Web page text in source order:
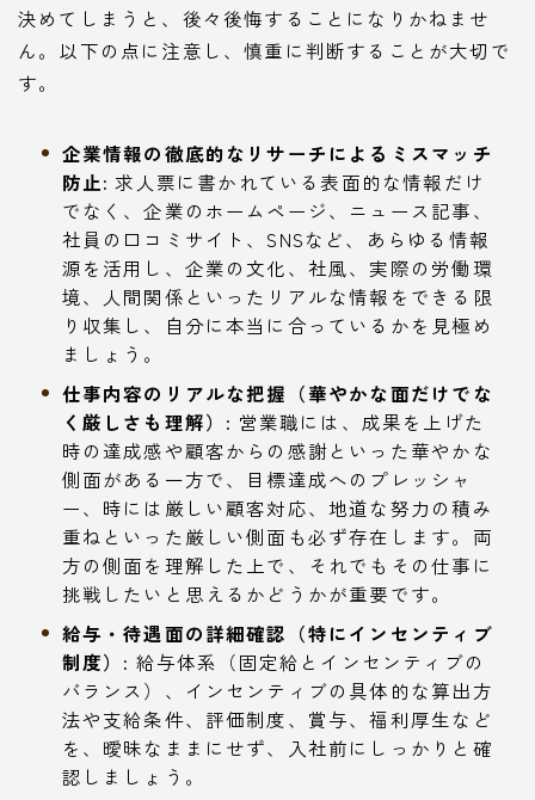
決めてしまうと、後々後悔することになりかねませ
ん。以下の点に注意し、慎重に判断することが大切で
す。
企業情報の徹底的なリサーチによるミスマッチ
防止: 求人票に書かれている表面的な情報だけ
でなく、企業のホームページ、ニュース記事、
社員の口コミサイト、SNSなど、あらゆる情報
源を活用し、企業の文化、社風、実際の労働環
境、人間関係といったリアルな情報をできる限
り収集し、自分に本当に合っているかを見極め
ましょう。
仕事内容のリアルな把握（華やかな面だけでな
く厳しさも理解）: 営業職には、成果を上げた
時の達成感や顧客からの感謝といった華やかな
側面がある一方で、目標達成へのプレッシャ
ー、時には厳しい顧客対応、地道な努力の積み
重ねといった厳しい側面も必ず存在します。両
方の側面を理解した上で、それでもその仕事に
挑戦したいと思えるかどうかが重要です。
給与・待遇面の詳細確認（特にインセンティブ
制度）: 給与体系（固定給とインセンティブの
バランス）、インセンティブの具体的な算出方
法や支給条件、評価制度、賞与、福利厚生など
を、曖昧なままにせず、入社前にしっかりと確
認しましょう。